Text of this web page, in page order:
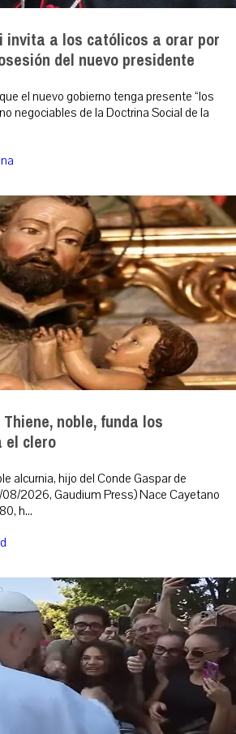
invita a los católicos a orar por
del nuevo presidente
el nuevo gobierno tenga presente “los
negociables de la Doctrina Social de la
noble, funda los
clero
alcurnia, hijo del Conde Gaspar de
2026, Gaudium Press) Nace Cayetano
h...